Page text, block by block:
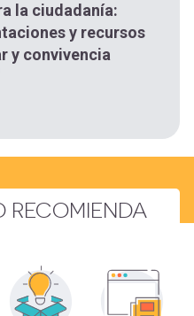
la ciudadanía:
y recursos
y convivencia
RECOMIENDA